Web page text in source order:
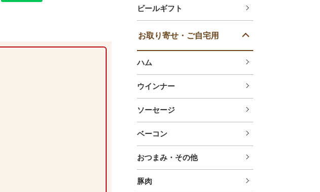
ビールギフト
お取り寄せ・ご自宅用
ハム
ウインナー
ソーセージ
ベーコン
おつまみ・その他
豚肉